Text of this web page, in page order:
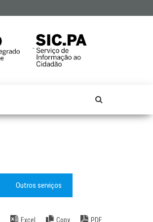
Outros serviços
Excel Copy PDF